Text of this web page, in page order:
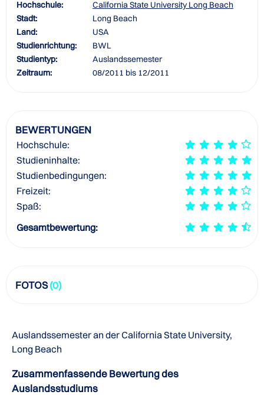
Hochschule:
California State University Long Beach
Stadt:
Long Beach
Land:
USA
Studienrichtung:
BWL
Studientyp:
Auslandssemester
Zeitraum:
08/2011 bis 12/2011
BEWERTUNGEN
Hochschule:
Studieninhalte:
Studienbedingungen:
Freizeit:
Spaß:
Gesamtbewertung:
FOTOS(0)
Auslandssemester an der California State University,
Long Beach
Zusammenfassende Bewertung des
Auslandsstudiums